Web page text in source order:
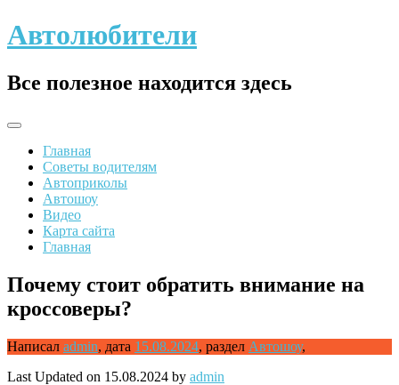
Skip
to
Автолюбители
Все полезное находится здесь
Главная
Советы водителям
Автоприколы
Автошоу
Видео
Карта сайта
Главная
Почему стоит обратить внимание на
кроссоверы?
Написал admin, дата 15.08.2024, раздел Автошоу,
Last Updated on 15.08.2024 by admin